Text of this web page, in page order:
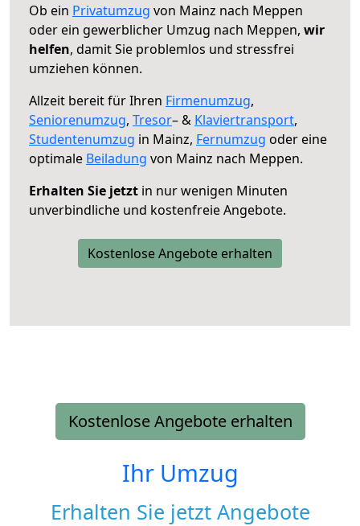
Ob ein Privatumzug von Mainz nach Meppen
oder ein gewerblicher Umzug nach Meppen, wir
helfen, damit Sie problemlos und stressfrei
umziehen können.
Allzeit bereit für Ihren Firmenumzug,
Seniorenumzug, Tresor– & Klaviertransport,
Studentenumzug in Mainz, Fernumzug oder eine
optimale Beiladung von Mainz nach Meppen.
Erhalten Sie jetzt in nur wenigen Minuten
unverbindliche und kostenfreie Angebote.
Kostenlose Angebote erhalten
Kostenlose Angebote erhalten
Ihr Umzug
Erhalten Sie jetzt Angebote